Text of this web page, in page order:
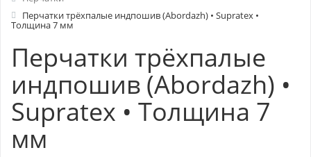
Перчатки трёхпалые индпошив (Abordazh) • Supratex •
Толщина 7 мм
Перчатки трёхпалые
индпошив (Abordazh) •
Supratex • Толщина 7
мм